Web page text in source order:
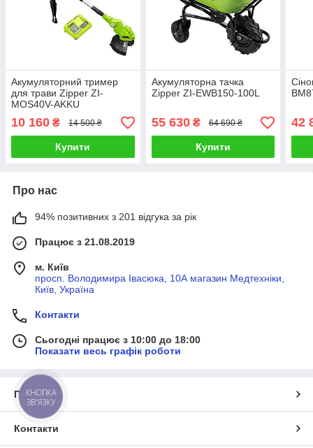
Акумуляторний тример
для трави Zipper ZI-
MOS40V-AKKU
10 160 ₴ 14 500 ₴
Купити
Акумуляторна тачка
Zipper ZI-EWB150-100L
55 630₴ 64 690 ₴
Купити
42
Про нас
94% позитивних з 201 відгука за рік
Працює з 21.08.2019
м. Київ
просп. Володимира Івасюка, 10А магазин Медтехніки,
Київ, Україна
Контакти
Сьогодні працює з 10:00 до 18:00
Показати весь графік роботи
Про нас
Контакти
КНОПКА
ЗВ'ЯЗКУ